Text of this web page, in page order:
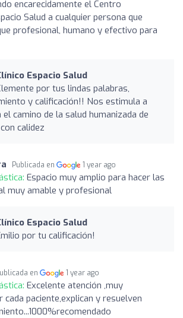
encarecidamente el Centro
Salud a cualquier persona que
profesional, humano y efectivo para
Espacio Salud
por tus lindas palabras,
y calificación!! Nos estimula a
camino de la salud humanizada de
calidez
Publicada en 1 year ago
Espacio muy amplio para hacer las
muy amable y profesional
Espacio Salud
por tu calificación!
en 1 year ago
Excelente atención ,muy
cada paciente,explican y resuelven